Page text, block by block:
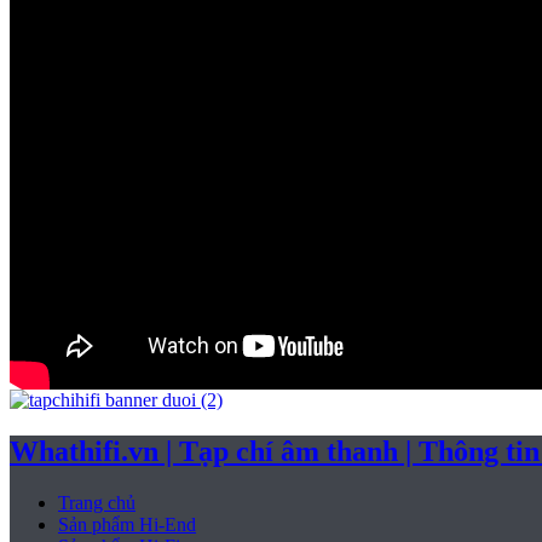
Whathifi.vn | Tạp chí âm thanh | Thông
Trang chủ
Sản phẩm Hi-End